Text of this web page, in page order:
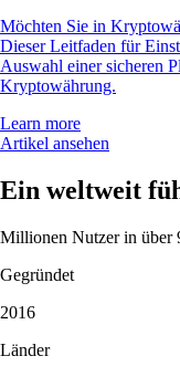
Möchten Sie in
Dieser Leitfaden für
Auswahl einer sicheren
Kryptowährung.
Learn more
Artikel ansehen
Ein weltweit
Millionen Nutzer in über
Gegründet
2016
Länder